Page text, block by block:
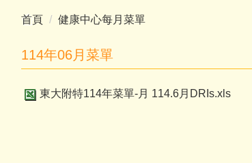
首頁 健康中心每月菜單
114年06月菜單
東大附特114年菜單-月 114.6月DRIs.xls